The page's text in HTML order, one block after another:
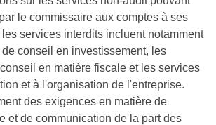
le commissaire aux comptes à ses
services interdits incluent notamment
de conseil en investissement, les
en matière fiscale et les services
et à l'organisation de l'entreprise.
des exigences en matière de
et de communication de la part des